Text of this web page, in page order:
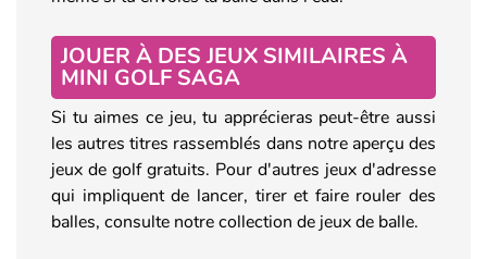
JOUER À DES JEUX SIMILAIRES À
MINI GOLF SAGA
Si tu aimes ce jeu, tu apprécieras peut-être aussi
les autres titres rassemblés dans notre aperçu des
jeux de golf gratuits. Pour d'autres jeux d'adresse
qui impliquent de lancer, tirer et faire rouler des
balles, consulte notre collection de jeux de balle.